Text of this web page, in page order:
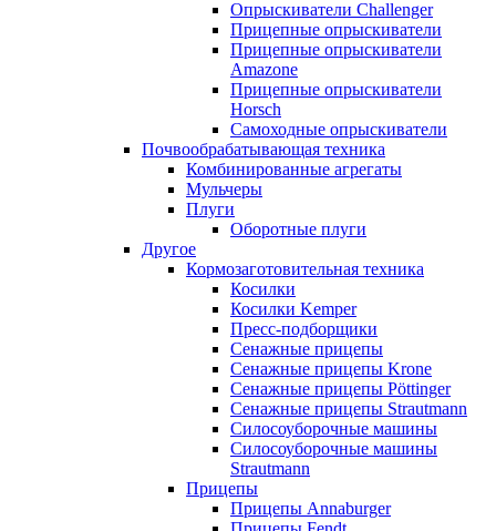
Опрыскиватели Challenger
Прицепные опрыскиватели
Прицепные опрыскиватели
Amazone
Прицепные опрыскиватели
Horsch
Самоходные опрыскиватели
Почвообрабатывающая техника
Комбинированные агрегаты
Мульчеры
Плуги
Оборотные плуги
Другое
Кормозаготовительная техника
Косилки
Косилки Kemper
Пресс-подборщики
Сенажные прицепы
Сенажные прицепы Krone
Сенажные прицепы Pöttinger
Сенажные прицепы Strautmann
Силосоуборочные машины
Силосоуборочные машины
Strautmann
Прицепы
Прицепы Annaburger